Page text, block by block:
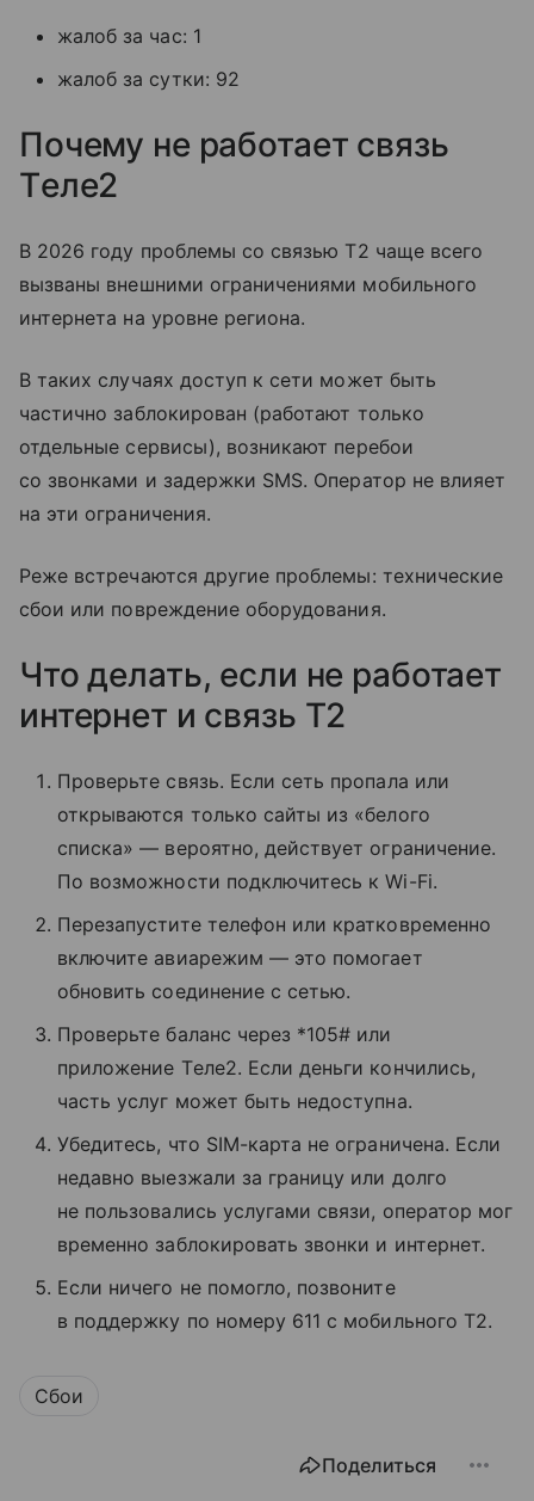
жалоб за час: 1
жалоб за сутки: 92
Почему не работает связь
Tеле2
В 2026 году проблемы со связью T2 чаще всего
вызваны внешними ограничениями мобильного
интернета на уровне региона.
В таких случаях доступ к сети может быть
частично заблокирован (работают только
отдельные сервисы), возникают перебои
со звонками и задержки SMS. Оператор не влияет
на эти ограничения.
Реже встречаются другие проблемы: технические
сбои или повреждение оборудования.
Что делать, если не работает
интернет и связь T2
Проверьте связь. Если сеть пропала или
открываются только сайты из «белого
списка» — вероятно, действует ограничение.
По возможности подключитесь к Wi-Fi.
Перезапустите телефон или кратковременно
включите авиарежим — это помогает
обновить соединение с сетью.
Проверьте баланс через *105# или
приложение Tеле2. Если деньги кончились,
часть услуг может быть недоступна.
Убедитесь, что SIM-карта не ограничена. Если
недавно выезжали за границу или долго
не пользовались услугами связи, оператор мог
временно заблокировать звонки и интернет.
Если ничего не помогло, позвоните
в поддержку по номеру 611 с мобильного T2.
Сбои
Поделиться